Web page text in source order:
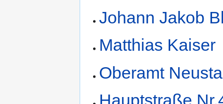
Johann Jakob
Matthias Kaiser
Oberamt
Hauptstraße